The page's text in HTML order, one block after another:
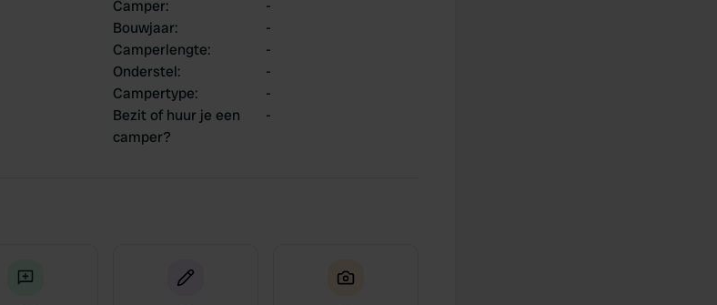
Camper:
-
Bouwjaar:
-
Camperlengte:
-
Onderstel:
-
Campertype:
-
Bezit of huur je een
camper?
-